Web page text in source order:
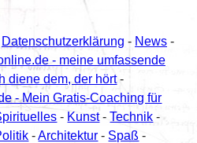
Datenschutzerklärung - News-
- meine umfassende
diene dem, der hört-
- Mein Gratis-Coaching für
- Kunst-Technik -
-Architektur - Spaß -